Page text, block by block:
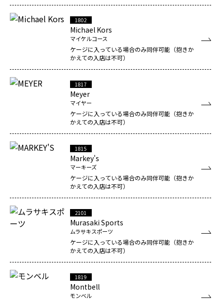
1802
Michael Kors
マイケルコース
ケージに入っている場合のみ同伴可能（抱きか
かえての入店は不可）
1817
Meyer
マイヤー
ケージに入っている場合のみ同伴可能（抱きか
かえての入店は不可）
1815
Markey's
マーキーズ
ケージに入っている場合のみ同伴可能（抱きか
かえての入店は不可）
2101
Murasaki Sports
ムラサキスポーツ
ケージに入っている場合のみ同伴可能（抱きか
かえての入店は不可）
1819
Montbell
モンベル